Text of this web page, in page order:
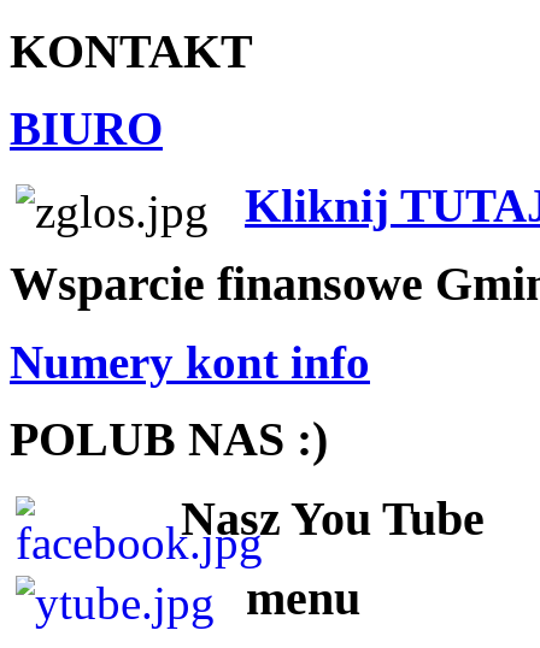
KONTAKT
BIURO
Kliknij
Wsparcie finansowe
Numery kont info
POLUB NAS :)
Nasz You Tube
menu